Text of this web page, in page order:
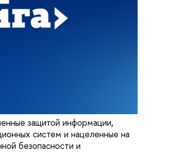
защитой информации,
систем и нацеленные на
безопасности и